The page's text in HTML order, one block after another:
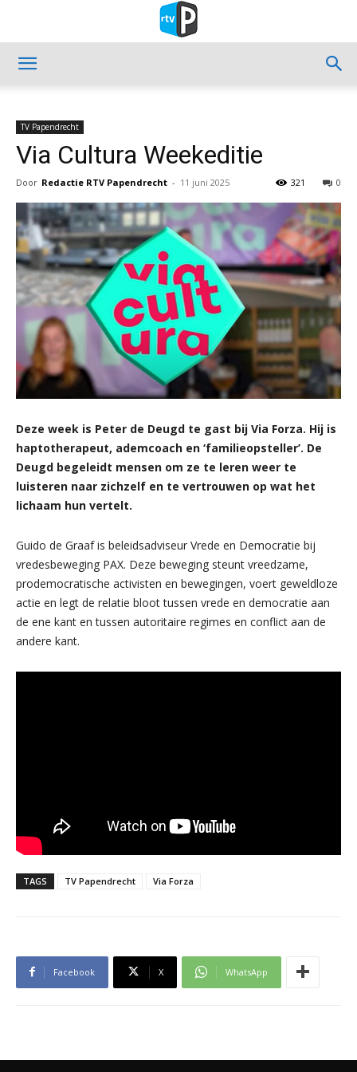
TV Papendrecht
Via Cultura Weekeditie
Door Redactie RTV Papendrecht - 11 juni 2025 0
321
Deze week is Peter de Deugd te gast bij Via Forza. Hij is
haptotherapeut, ademcoach en ‘familieopsteller’. De
Deugd begeleidt mensen om ze te leren weer te
luisteren naar zichzelf en te vertrouwen op wat het
lichaam hun vertelt.
Guido de Graaf is beleidsadviseur Vrede en Democratie bij
vredesbeweging PAX. Deze beweging steunt vreedzame,
prodemocratische activisten en bewegingen, voert geweldloze
actie en legt de relatie bloot tussen vrede en democratie aan
de ene kant en tussen autoritaire regimes en conflict aan de
andere kant.
TAGS TV Papendrecht Via Forza
Facebook X WhatsApp